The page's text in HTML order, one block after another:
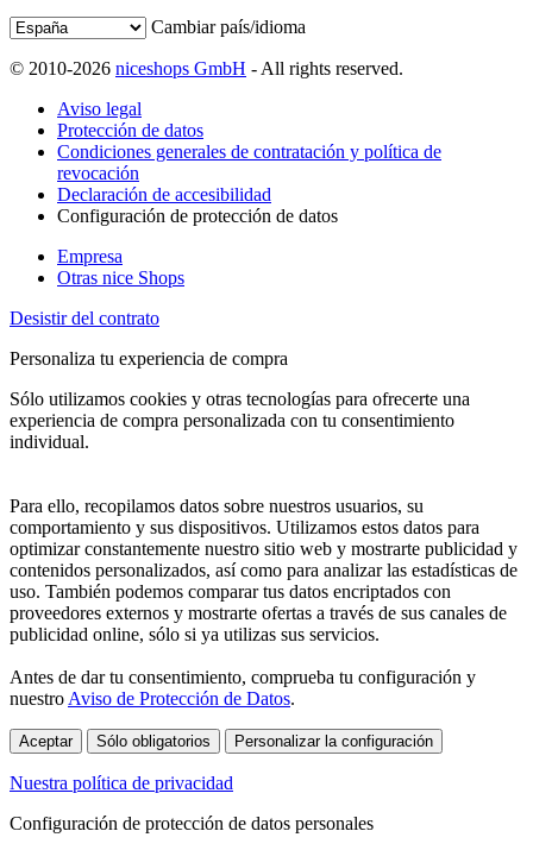
Cambiar país/idioma
© 2010-2026 niceshops GmbH - All rights reserved.
Aviso legal
Protección de datos
Condiciones generales de contratación y política de
revocación
Declaración de accesibilidad
Configuración de protección de datos
Empresa
Otras nice Shops
Desistir del contrato
Personaliza tu experiencia de compra
Sólo utilizamos cookies y otras tecnologías para ofrecerte una
experiencia de compra personalizada con tu consentimiento
individual.
Para ello, recopilamos datos sobre nuestros usuarios, su
comportamiento y sus dispositivos. Utilizamos estos datos para
optimizar constantemente nuestro sitio web y mostrarte publicidad y
contenidos personalizados, así como para analizar las estadísticas de
uso. También podemos comparar tus datos encriptados con
proveedores externos y mostrarte ofertas a través de sus canales de
publicidad online, sólo si ya utilizas sus servicios.
Antes de dar tu consentimiento, comprueba tu configuración y
nuestro Aviso de Protección de Datos.
Aceptar Sólo obligatorios Personalizar la configuración
Nuestra política de privacidad
Configuración de protección de datos personales